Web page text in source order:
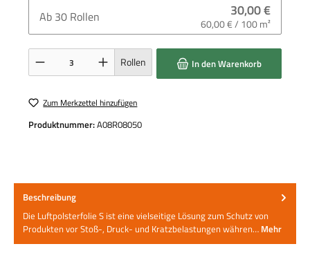
Ab 30 Rollen 30,00 €
60,00 € / 100 m²
Produkt Anzahl: Gib den gewünschten Wert ein oder benutze die Schaltflächen um
Rollen In den Warenkorb
Zum Merkzettel hinzufügen
Produktnummer:A08R08050
Beschreibung
Die Luftpolsterfolie S ist eine vielseitige Lösung zum Schutz von
Produkten vor Stoß-, Druck- und Kratzbelastungen währen… Mehr